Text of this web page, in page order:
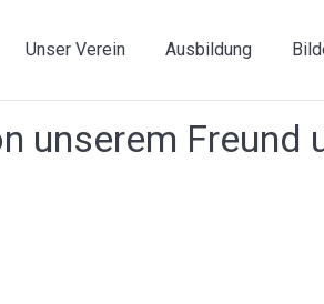
Unser Verein Ausbildung
unserem Freund